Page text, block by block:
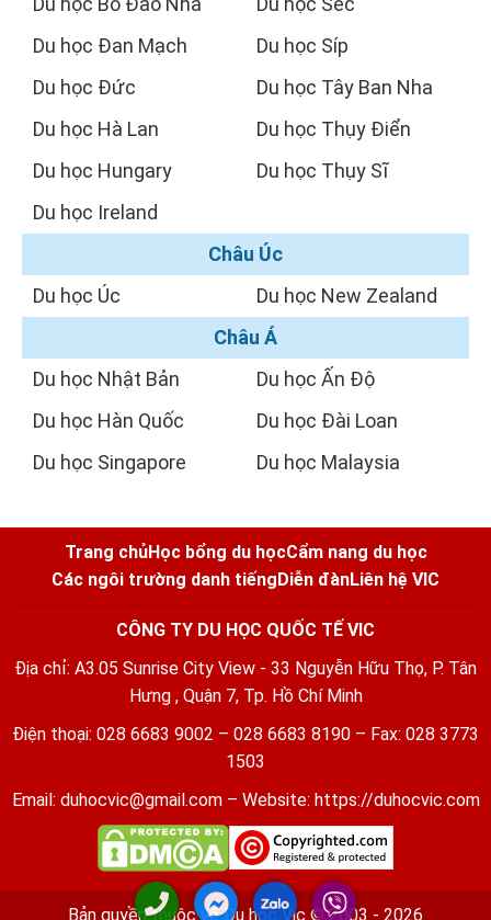
Du học Đan Mạch
Du học Đức
Du học Hà Lan
Du học Hungary
Du học Ireland
Du học Síp
Du học Tây Ban Nha
Du học Thụy Điển
Du học Thụy Sĩ
Châu Úc
Du học Úc
Du học New Zealand
Châu Á
Du học Nhật Bản
Du học Hàn Quốc
Du học Singapore
Du học Ấn Độ
Du học Đài Loan
Du học Malaysia
Trang chủHọc bổng du họcCẩm nang du học
Các ngôi trường danh tiếngDiễn đànLiên hệ VIC
CÔNG TY DU HỌC QUỐC TẾ VIC
Địa chỉ: A3.05 Sunrise City View - 33 Nguyễn Hữu Thọ, P. Tân
Hưng , Quận 7, Tp. Hồ Chí Minh
Điện thoại: 028 6683 9002 – 028 6683 8190 – Fax: 028 3773
1503
Email: duhocvic@gmail.com– Website: https://duhocvic.com
Bản quyền thuộc vềDu học Vic © 2003 - 2026